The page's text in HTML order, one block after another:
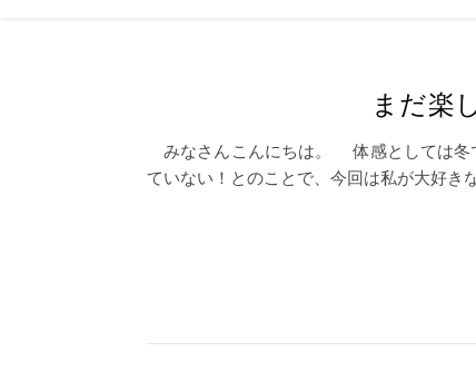
まだ楽
みなさんこんにちは。 体感としては冬
ていない！とのことで、今回は私が大好き